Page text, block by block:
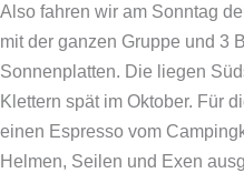
Also fahren wir am Sonntag
mit der ganzen Gruppe und 3
Sonnenplatten. Die liegen
Klettern spät im Oktober. Für
einen Espresso vom
Helmen, Seilen und Exen